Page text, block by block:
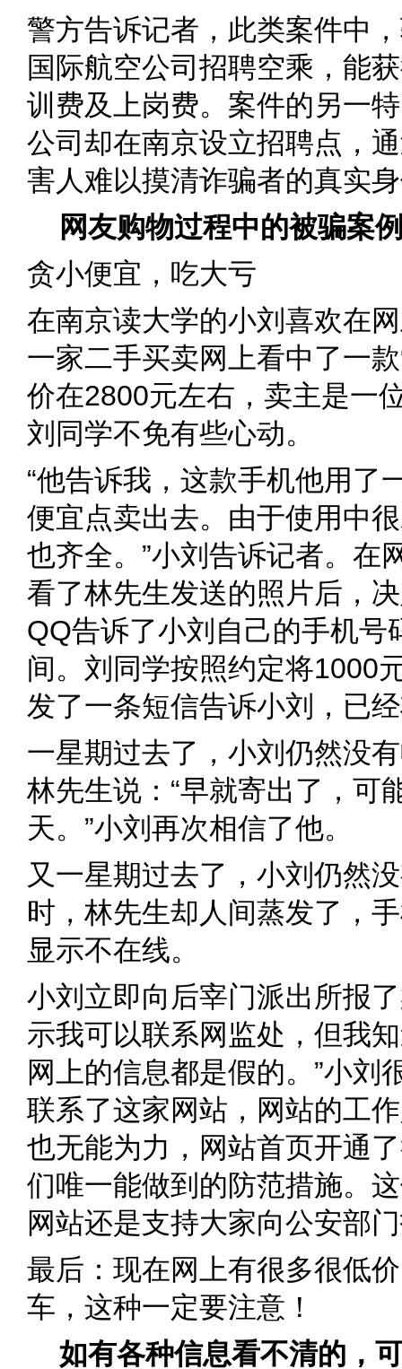
警方告诉记者，此类案件中
国际航空公司招聘空乘，能
训费及上岗费。案件的另一
公司却在南京设立招聘点，
害人难以摸清诈骗者的真实
网友购物过程中的被骗案
贪小便宜，吃大亏
在南京读大学的小刘喜欢在
一家二手买卖网上看中了一
价在2800元左右，卖主是一
刘同学不免有些心动。
“他告诉我，这款手机他用了
便宜点卖出去。由于使用中
也齐全。”小刘告诉记者。在
看了林先生发送的照片后，
QQ告诉了小刘自己的手机
间。刘同学按照约定将1000
发了一条短信告诉小刘，已
一星期过去了，小刘仍然没
林先生说：“早就寄出了，可
天。”小刘再次相信了他。
又一星期过去了，小刘仍然
时，林先生却人间蒸发了，
显示不在线。
小刘立即向后宰门派出所报
示我可以联系网监处，但我
网上的信息都是假的。”小刘
联系了这家网站，网站的工
也无能为力，网站首页开通
们唯一能做到的防范措施。
网站还是支持大家向公安部
最后：现在网上有很多很低
车，这种一定要注意！
如有各种信息看不清的，